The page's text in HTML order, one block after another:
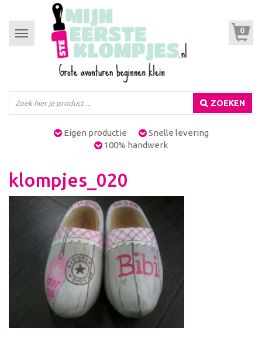
Toggle
navigation
0
ZOEKEN
Eigen productie
Snelle levering
100% handwerk
klompjes_020